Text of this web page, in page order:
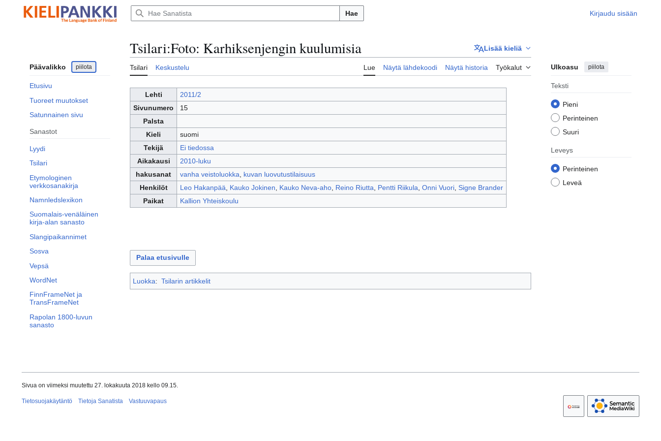
sisältöön
Hae Kirjaudu sisään
Päävalikko piilota
Etusivu
Tuoreet muutokset
Satunnainen sivu
Sanastot
Lyydi
Tsilari
Etymologinen
verkkosanakirja
Namnledslexikon
Suomalais-venäläinen
kirja-alan sanasto
Slangipaikannimet
Sosva
Vepsä
WordNet
FinnFrameNet ja
TransFrameNet
Rapolan 1800-luvun
sanasto
Tsilari:Foto: Karhiksenjengin kuulumisia Lisää kieliä
Tsilari Keskustelu Lue Näytä lähdekoodi Näytä historia Työkalut Ulkoasu piilota
Teksti
Pieni
Perinteinen
Suuri
Leveys
Perinteinen
Leveä
Lehti
2011/2
Sivunumero
15
Palsta
Kieli
suomi
Tekijä
Ei tiedossa
Aikakausi
2010-luku
hakusanat
vanha veistoluokka
kuvan luovutustilaisuus
Henkilöt
Leo Hakanpää Kauko Jokinen Kauko Neva-aho, Reino Riutta Pentti Riikula Onni Vuori, Signe Brander
Paikat
Kallion Yhteiskoulu
Palaa etusivulle
Luokka: Tsilarin artikkelit
Sivua on viimeksi muutettu 27. lokakuuta 2018 kello 09.15.
Tietosuojakäytäntö Tietoja Sanatista Vastuuvapaus